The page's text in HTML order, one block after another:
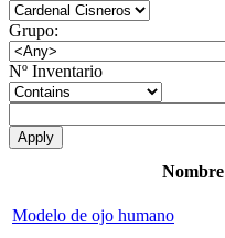
Grupo:
Nº Inventario
Nombre
Modelo de ojo humano